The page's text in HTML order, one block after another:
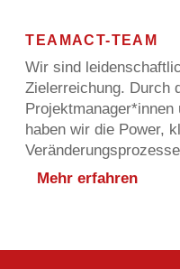
TEAMACT-TEAM
Wir sind
Zielerreichung. Durch
Projektmanager*innen
haben wir die Power,
Mehr erfahren